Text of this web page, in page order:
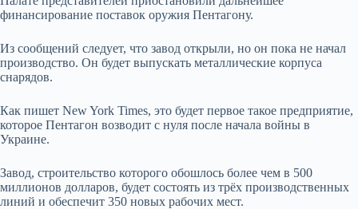
финансирование поставок оружия Пентагону.
Из сообщений следует, что завод открыли, но он пока не начал
производство. Он будет выпускать металлические корпуса
снарядов.
Как пишет New York Times, это будет первое такое предприятие,
которое Пентагон возводит с нуля после начала войны в
Украине.
Завод, строительство которого обошлось более чем в 500
миллионов долларов, будет состоять из трёх производственных
линий и обеспечит 350 новых рабочих мест.